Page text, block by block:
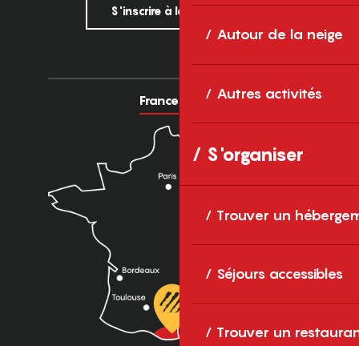
Autour de la neige
Autres activités
S'organiser
Trouver un
Séjours accessibles
Trouver un
S'inscrire à la newsletter
France Europe